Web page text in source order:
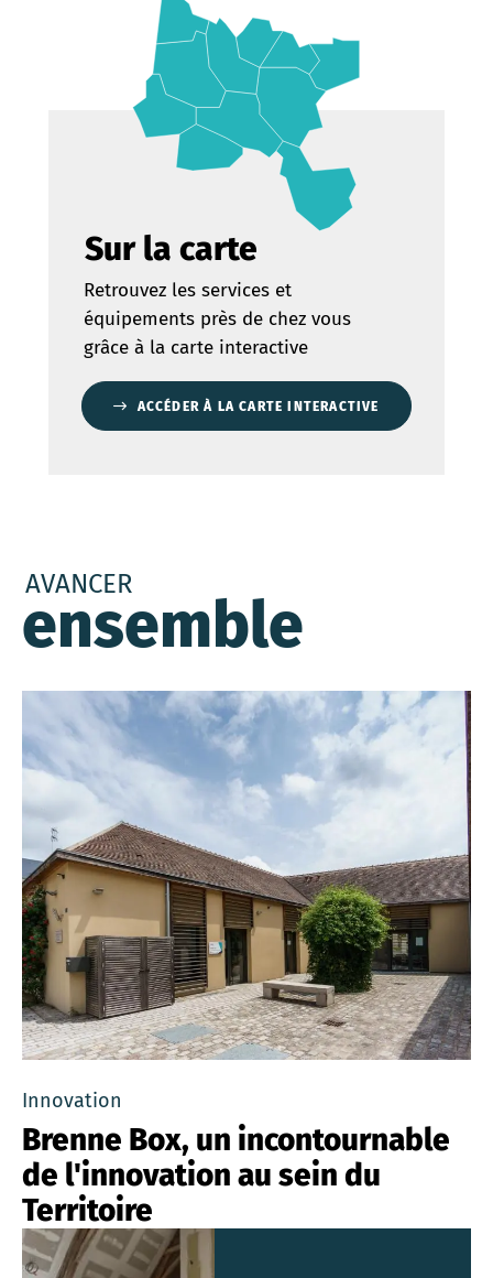
Sur la carte
Retrouvez les services et
équipements près de chez vous
grâce à la carte interactive
ACCÉDER À LA CARTE INTERACTIVE
AVANCER
ensemble
Innovation
Brenne Box, un incontournable
de l'innovation au sein du
Territoire